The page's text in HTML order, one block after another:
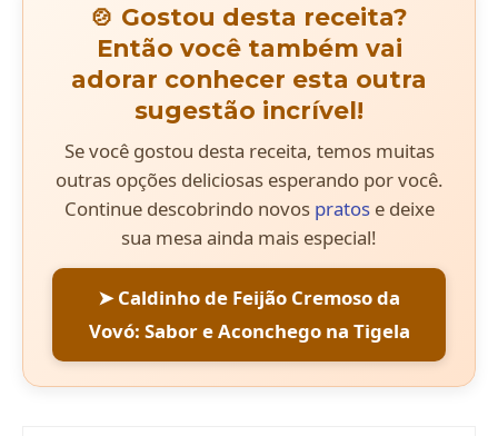
🍲 Gostou desta receita?
Então você também vai
adorar conhecer esta outra
sugestão incrível!
Se você gostou desta receita, temos muitas
outras opções deliciosas esperando por você.
Continue descobrindo novos pratose deixe
sua mesa ainda mais especial!
➤ Caldinho de Feijão Cremoso da
Vovó: Sabor e Aconchego na Tigela